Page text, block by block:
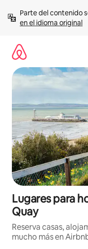
contenido
Parte del contenido
en el idioma original
Lugares para
Quay
Reserva casas,
mucho más en